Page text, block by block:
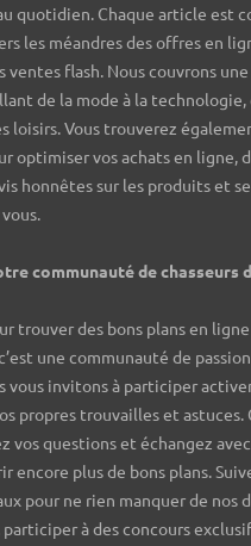
quotidien. Chaque article est
les méandres des offres en
ventes flash. Nous couvrons
de la mode à la technologie,
loisirs. Vous trouverez
optimiser vos achats en ligne,
honnêtes sur les produits et
communauté de chasseurs
trouver des bons plans en ligne
une communauté de
vous invitons à participer
propres trouvailles et astuces.
vos questions et échangez
encore plus de bons plans.
pour ne rien manquer de nos
à des concours